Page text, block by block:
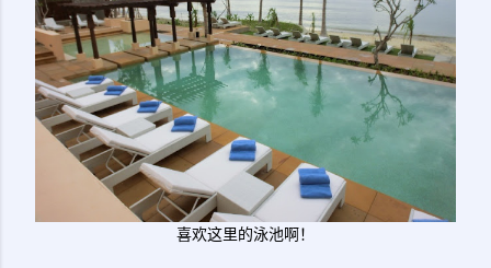
喜欢这里的泳池啊！